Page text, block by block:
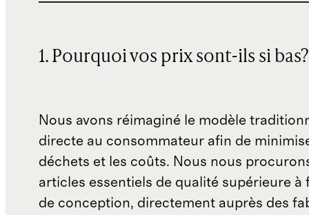
1. Pourquoi vos prix sont-ils si bas?
Nous avons réimaginé le modèle
directe au consommateur afin de
déchets et les coûts. Nous nous
articles essentiels de qualité supérieure à
de conception, directement auprès des